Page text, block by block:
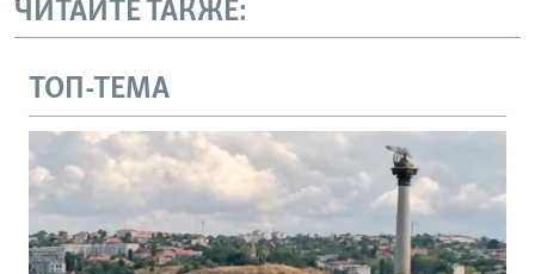
ЧИТАЙТЕ ТАКЖЕ:
ТОП-ТЕМА